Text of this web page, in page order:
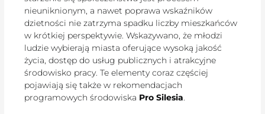
nieuniknionym, a nawet poprawa wskaźników
dzietności nie zatrzyma spadku liczby mieszkańców
w krótkiej perspektywie. Wskazywano, że młodzi
ludzie wybierają miasta oferujące wysoką jakość
życia, dostęp do usług publicznych i atrakcyjne
środowisko pracy. Te elementy coraz częściej
pojawiają się także w rekomendacjach
programowych środowiska Pro Silesia.